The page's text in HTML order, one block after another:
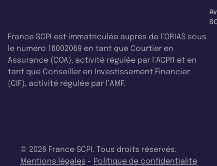
France SCPI est immatriculée auprès de l’ORIAS sous
le numéro 16002069 en tant que Courtier en
Assurance (COA), activité régulée par l’ACPR et en
tant que Conseiller en Investissement Financier
(CIF), activité régulée par l’AMF.
© 2026 France SCPI. Tous droits réservés.
Mentions légales - Politique de confidentialité